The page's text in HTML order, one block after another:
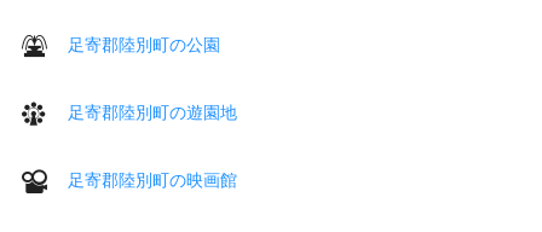
足寄郡陸別町の公園
足寄郡陸別町の遊園地
足寄郡陸別町の映画館